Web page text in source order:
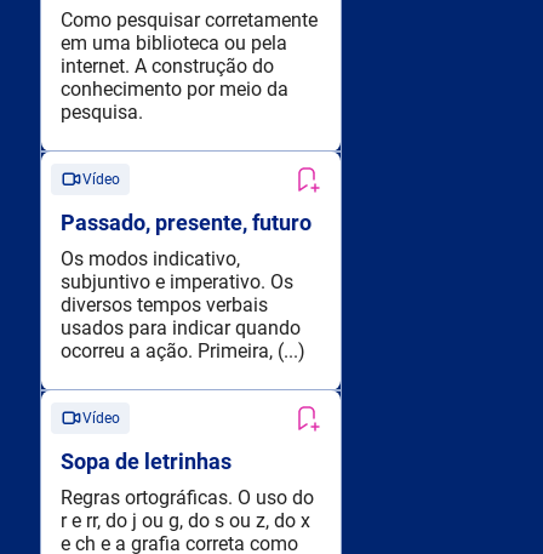
Como pesquisar corretamente
em uma biblioteca ou pela
internet. A construção do
conhecimento por meio da
pesquisa.
Vídeo
Passado, presente, futuro
Os modos indicativo,
subjuntivo e imperativo. Os
diversos tempos verbais
usados para indicar quando
ocorreu a ação. Primeira, (...)
Vídeo
Sopa de letrinhas
Regras ortográficas. O uso do
r e rr, do j ou g, do s ou z, do x
e ch e a grafia correta como